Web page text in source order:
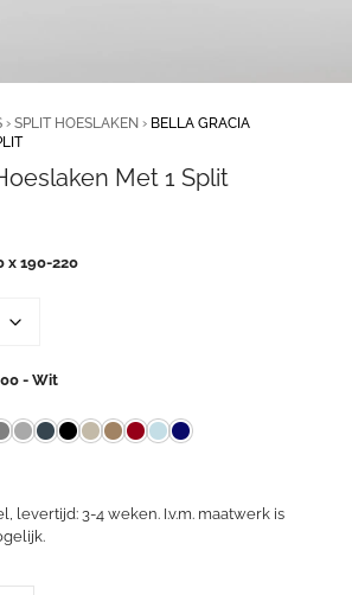
› SPLIT HOESLAKEN › BELLA GRACIA
Met 1 Split
x 190-220
- Wit
levertijd: 3-4 weken. I.v.m. maatwerk is